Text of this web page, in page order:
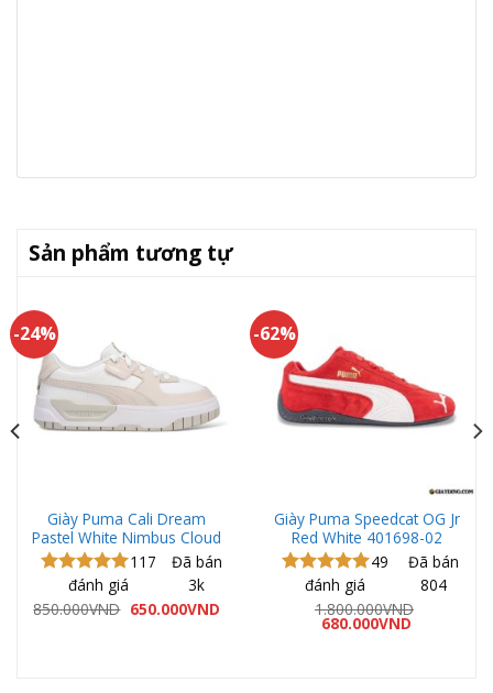
Sản phẩm tương tự
-24%
Giày Puma Cali Dream
Pastel White Nimbus Cloud
Được xếp
hạng5.00
117
đánh giá
Đã bán
3k
850.000VND Giá
650.000VNDGiá
-62%
Giày Puma Speedcat OG Jr
Red White 401698-02
Được xếp
hạng 5.00
49
đánh giá
Đã bán
804
1.800.000VND
Giá
680.000VND